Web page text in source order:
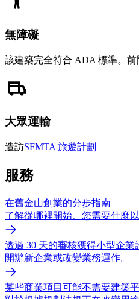
無障礙
該建築完全符合 ADA 標準。前
大眾運輸
造訪SFMTA 旅遊計劃
服務
在舊金山創業的分步指南
了解從哪裡開始、您需要什麼
透過 30 天的審核獲得小型企業
開辦新企業或改變業務運作。
某些商業項目可能不需要建築